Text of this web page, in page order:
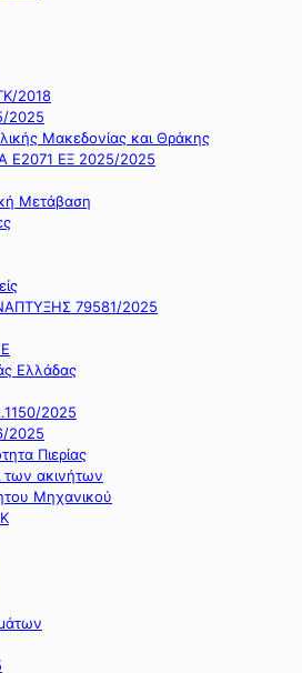
2018
2025
Μακεδονίας και Θράκης
Ε2071 ΕΞ 2025/2025
Μετάβαση
79581/2025
Ελλάδας
2025
2025
Πιερίας
των ακινήτων
Μηχανικού